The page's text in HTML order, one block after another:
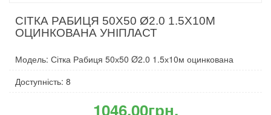
СІТКА РАБИЦЯ 50Х50 Ø2.0 1.5Х10М
ОЦИНКОВАНА УНІПЛАСТ
Модель: Сітка Рабиця 50х50 Ø2.0 1.5х10м оцинкована
Доступність: 8
1046.00грн.